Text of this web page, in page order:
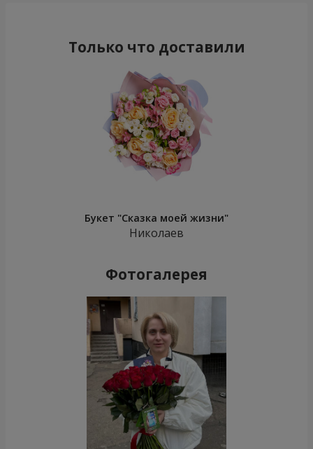
Только что доставили
Букет "Сказка моей жизни"
Николаев
Фотогалерея